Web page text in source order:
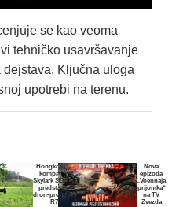
se kao veoma
tehničko usavršavanje
Ključna uloga
upotrebi na terenu.
Hongkonška
kompanija
Skylark System
predstavila
dron‑presretač
R7
Nova
epizoda
„Voennaja
prijomka“
na TV
Zvezda